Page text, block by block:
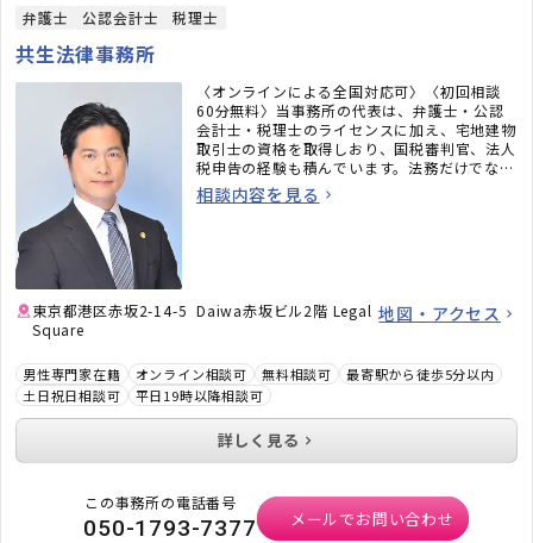
弁護士 公認会計士 税理士
共生法律事務所
〈オンラインによる全国対応可〉〈初回相談
60分無料〉当事務所の代表は、弁護士・公認
会計士・税理士のライセンスに加え、宅地建物
取引士の資格を取得しおり、国税審判官、法人
税申告の経験も積んでいます。法務だけでな
く、税務のことまで考えた包括的なサポートを
ご提供いたします。不動産・相続でお困りの
相談内容を見る
東京都港区赤坂2-14-5 Daiwa赤坂ビル2階 Legal
Square
地図・アクセス
男性専門家在籍 オンライン相談可 無料相談可
最寄駅から徒歩5分以内
土日祝日相談可
平日19時以降相談可
詳しく見る
この事務所の電話番号
050-1793-7377 メールでお問い合わせ